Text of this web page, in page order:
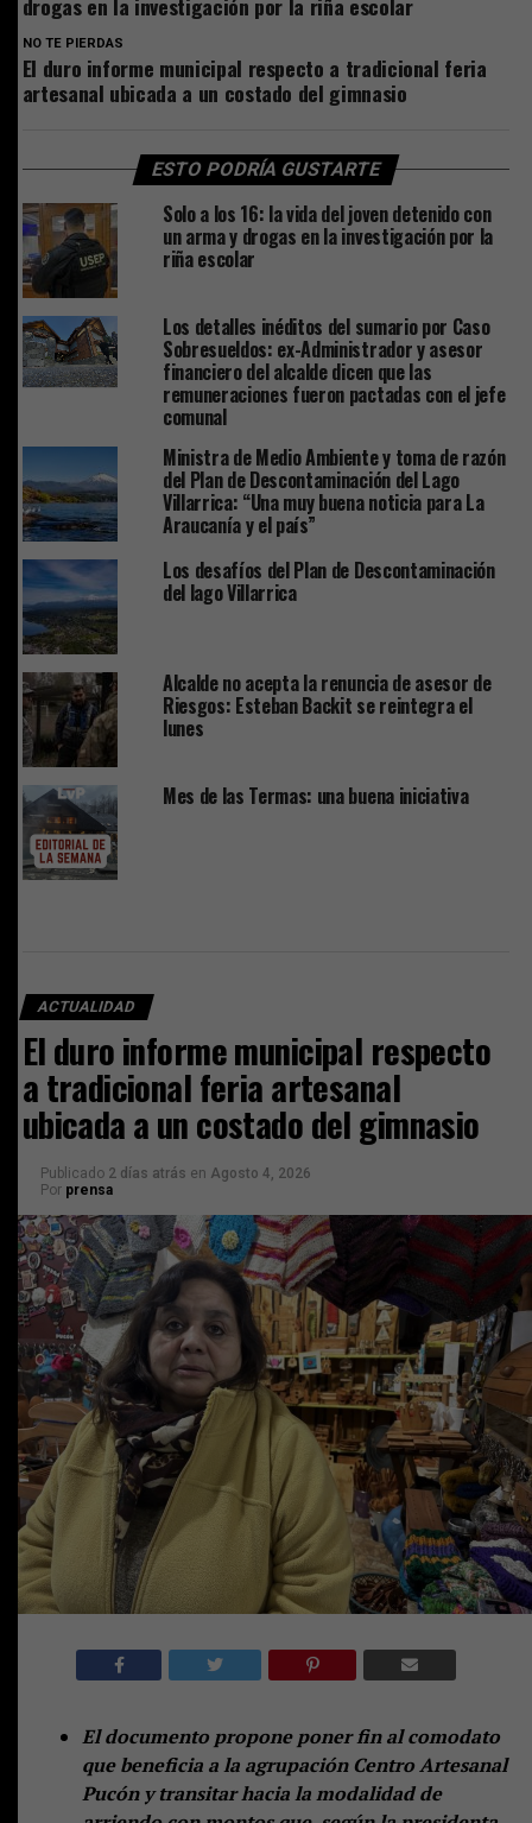
NO TE PIERDAS
El duro informe municipal respecto a tradicional feria
artesanal ubicada a un costado del gimnasio
ESTO PODRÍA GUSTARTE
Solo a los 16: la vida del joven detenido con
un arma y drogas en la investigación por la
riña escolar
Los detalles inéditos del sumario por Caso
Sobresueldos: ex-Administrador y asesor
financiero del alcalde dicen que las
remuneraciones fueron pactadas con el jefe
comunal
Ministra de Medio Ambiente y toma de razón
del Plan de Descontaminación del Lago
Villarrica: “Una muy buena noticia para La
Araucanía y el país”
Los desafíos del Plan de Descontaminación
del lago Villarrica
Alcalde no acepta la renuncia de asesor de
Riesgos: Esteban Backit se reintegra el
lunes
Mes de las Termas: una buena iniciativa
ACTUALIDAD
El duro informe municipal respecto
a tradicional feria artesanal
ubicada a un costado del gimnasio
Publicado 2 días atrás en Agosto 4, 2026
Por prensa
El documento propone poner fin al comodato
que beneficia a la agrupación Centro Artesanal
Pucón y transitar hacia la modalidad de